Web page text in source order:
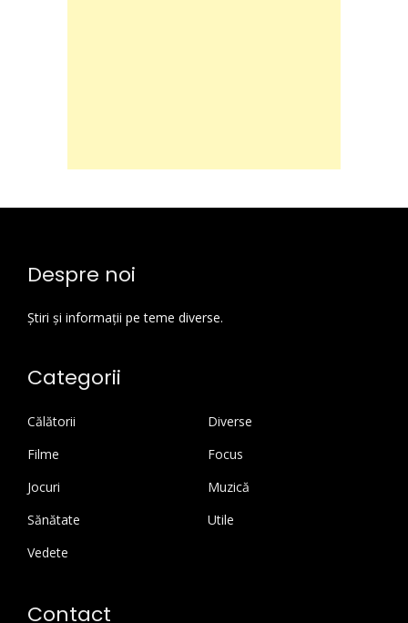
Despre noi
Știri și informații pe teme diverse.
Categorii
Călătorii
Diverse
Filme
Focus
Jocuri
Muzică
Sănătate
Utile
Vedete
Contact